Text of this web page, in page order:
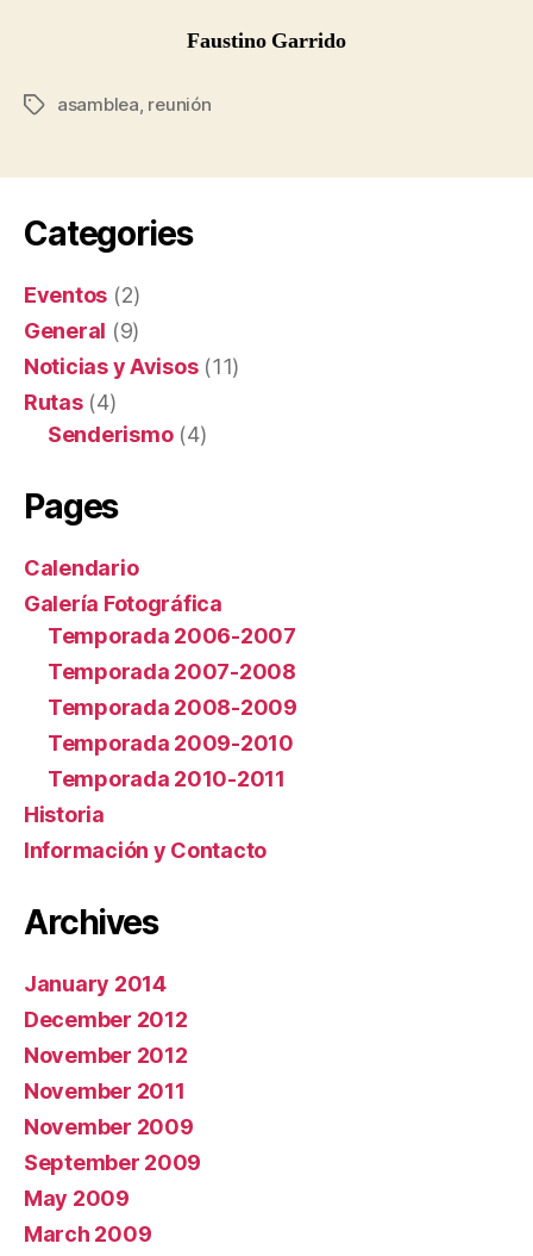
Faustino Garrido
Tagsasamblea, reunión
Categories
Eventos (2)
General (9)
Noticias y Avisos(11)
Rutas(4)
Senderismo(4)
Pages
Calendario
Galería Fotográfica
Temporada 2006-2007
Temporada 2007-2008
Temporada 2008-2009
Temporada 2009-2010
Temporada 2010-2011
Historia
Información y Contacto
Archives
January 2014
December 2012
November 2012
November 2011
November 2009
September 2009
May 2009
March 2009